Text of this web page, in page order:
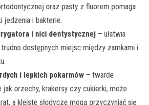
oraz pasty z fluorem pomaga
jedzenia i bakterie.
i nici dentystycznej – ułatwia
dostępnych miejsc między zamkami i
i lepkich pokarmów – twarde
jak orzechy, krakersy czy cukierki, może
a kleiste słodycze mogą przyczyniać się